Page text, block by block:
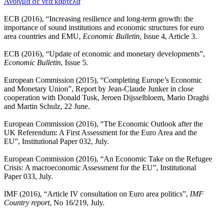
ECB (2016), “Increasing resilience and long-term growth: the
importance of sound institutions and economic structures for euro
area countries and EMU, Economic Bulletin, Issue 4, Article 3.
ECB (2016), “Update of economic and monetary developments”,
Economic Bulletin, Issue 5.
European Commission (2015), “Completing Europe’s Economic
and Monetary Union”, Report by Jean-Claude Junker in close
cooperation with Donald Tusk, Jeroen Dijsselbloem, Mario Draghi
and Martin Schulz, 22 June.
European Commission (2016), “The Economic Outlook after the
UK Referendum: A First Assessment for the Euro Area and the
EU”, Institutional Paper 032, July.
European Commission (2016), “An Economic Take on the Refugee
Crisis: A macroeconomic Assessment for the EU”, Institutional
Paper 033, July.
IMF (2016), “Article IV consultation on Euro area politics”, IMF
Country report, No 16/219, July.